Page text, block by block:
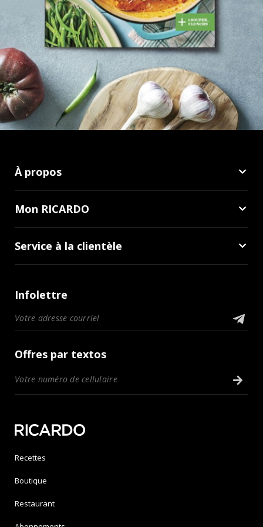
À propos
Mon RICARDO
Service à la clientèle
Infolettre
Offres par textos
Recettes
Boutique
Restaurant